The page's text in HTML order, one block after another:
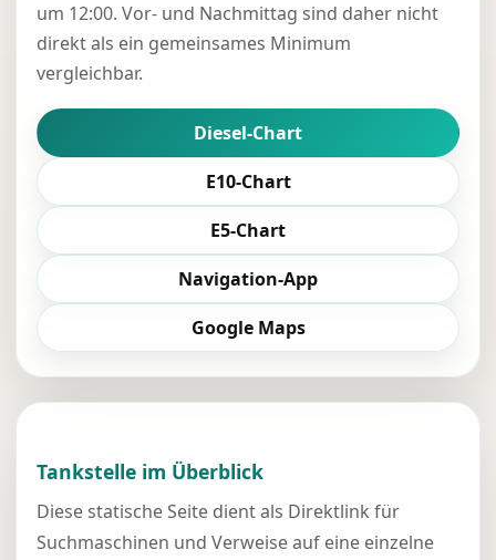
um 12:00. Vor- und Nachmittag sind daher nicht
direkt als ein gemeinsames Minimum
vergleichbar.
Diesel-Chart
E10-Chart
E5-Chart
Navigation-App
Google Maps
Tankstelle im Überblick
Diese statische Seite dient als Direktlink für
Suchmaschinen und Verweise auf eine einzelne